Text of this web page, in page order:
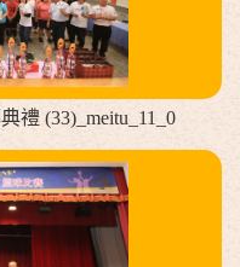
禮 (33)_meitu_11_0